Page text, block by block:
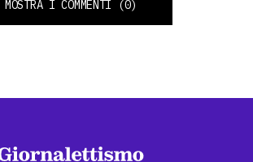
MOSTRA I COMMENTI (0)